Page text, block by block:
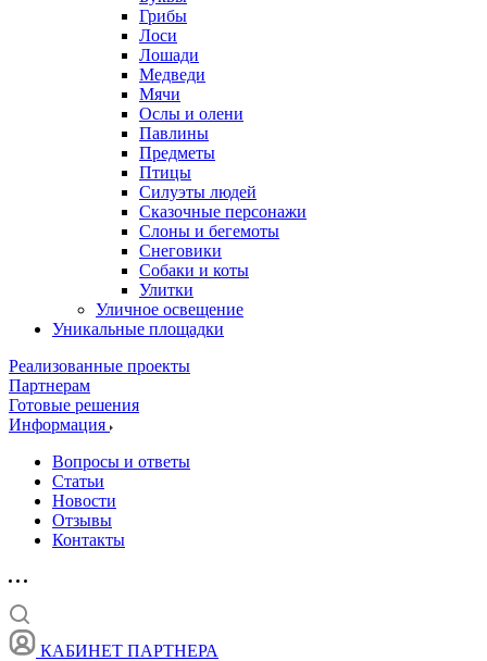
Грибы
Лоси
Лошади
Медведи
Мячи
Ослы и олени
Павлины
Предметы
Птицы
Силуэты людей
Сказочные персонажи
Слоны и бегемоты
Снеговики
Собаки и коты
Улитки
Уличное освещение
Уникальные площадки
Реализованные проекты
Партнерам
Готовые решения
Информация
Вопросы и ответы
Статьи
Новости
Отзывы
Контакты
КАБИНЕТ ПАРТНЕРА